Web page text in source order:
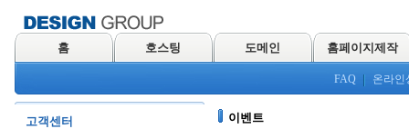
홈 호스팅 도메인 홈페이지제작
FAQ 온라인
고객센터 이벤트